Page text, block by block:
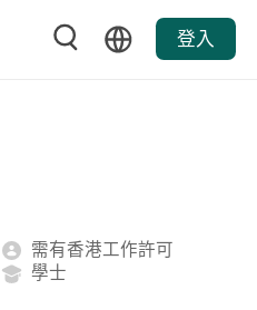
登入
需有香港工作許可
學士